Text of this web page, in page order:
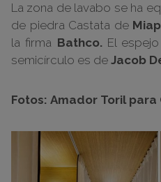
La zona de lavabo se ha
de piedra Castata de
la firma Bathco.El espejo
semicírculo es de Jacob
Fotos: Amador Toril para